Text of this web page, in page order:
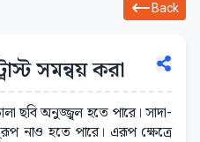
Back
সমন্বয় করা
ছবি অনুজ্জ্বল হতে পারে। সাদা-
নাও হতে পারে। এরূপ ক্ষেত্রে